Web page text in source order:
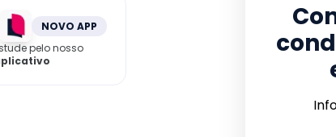
NOVO APP
pelo nosso